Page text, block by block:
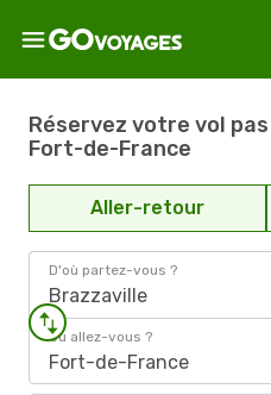
Réservez votre vol
Fort-de-France
Aller-retour
D'où partez-vous ?
Brazzaville
Où allez-vous ?
Fort-de-France